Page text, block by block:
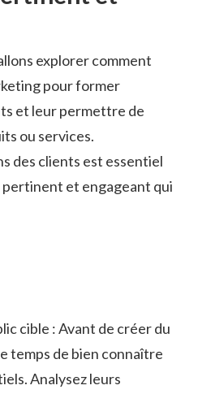
explorer comment
pour former
et leur permettre de
⁣ou services.‍
des clients est essentiel
et engageant qui
cible : Avant de créer du⁤
​temps de bien connaître⁢
Analysez leurs